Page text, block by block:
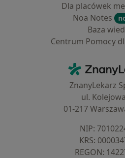
Dla placówek
Noa Notes
Baza
Centrum Pomocy
ZnanyLekarz
ul.
01-217
NIP:
KRS:
REGON: